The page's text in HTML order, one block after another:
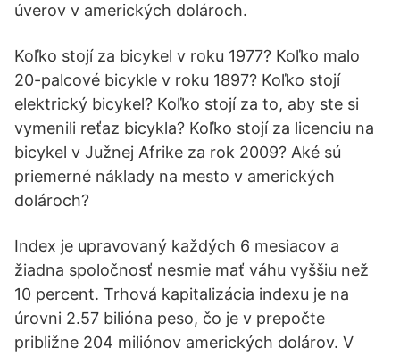
úverov v amerických dolároch.
Koľko stojí za bicykel v roku 1977? Koľko malo
20-palcové bicykle v roku 1897? Koľko stojí
elektrický bicykel? Koľko stojí za to, aby ste si
vymenili reťaz bicykla? Koľko stojí za licenciu na
bicykel v Južnej Afrike za rok 2009? Aké sú
priemerné náklady na mesto v amerických
dolároch?
Index je upravovaný každých 6 mesiacov a
žiadna spoločnosť nesmie mať váhu vyššiu než
10 percent. Trhová kapitalizácia indexu je na
úrovni 2.57 bilióna peso, čo je v prepočte
približne 204 miliónov amerických dolárov. V